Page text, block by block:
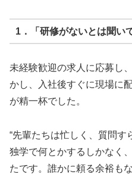
1．「研修がないとは聞い
未経験歓迎の求人に応募し
かし、入社後すぐに現場に
が精一杯でした。
“先輩たちは忙しく、質問す
独学で何とかするしかなく
たです。誰かに頼る余裕も